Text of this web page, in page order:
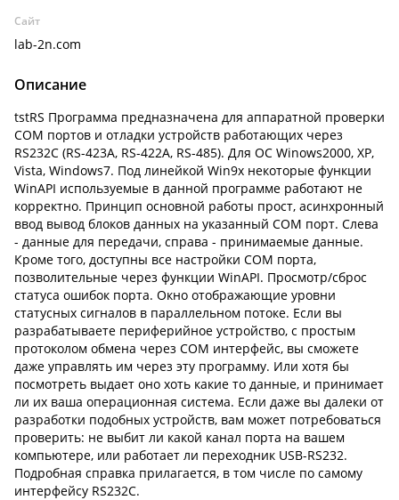
Сайт
lab-2n.com
Описание
tstRS Программа предназначена для аппаратной проверки
COM портов и отладки устройств работающих через
RS232C (RS-423A, RS-422A, RS-485). Для ОС Winows2000, XP,
Vista, Windows7. Под линейкой Win9x некоторые функции
WinAPI используемые в данной программе работают не
корректно. Принцип основной работы прост, асинхронный
ввод вывод блоков данных на указанный COM порт. Слева
- данные для передачи, справа - принимаемые данные.
Кроме того, доступны все настройки COM порта,
позволительные через функции WinAPI. Просмотр/сброс
статуса ошибок порта. Окно отображающие уровни
статусных сигналов в параллельном потоке. Если вы
разрабатываете периферийное устройство, с простым
протоколом обмена через COM интерфейс, вы сможете
даже управлять им через эту программу. Или хотя бы
посмотреть выдает оно хоть какие то данные, и принимает
ли их ваша операционная система. Если даже вы далеки от
разработки подобных устройств, вам может потребоваться
проверить: не выбит ли какой канал порта на вашем
компьютере, или работает ли переходник USB-RS232.
Подробная справка прилагается, в том числе по самому
интерфейсу RS232С.